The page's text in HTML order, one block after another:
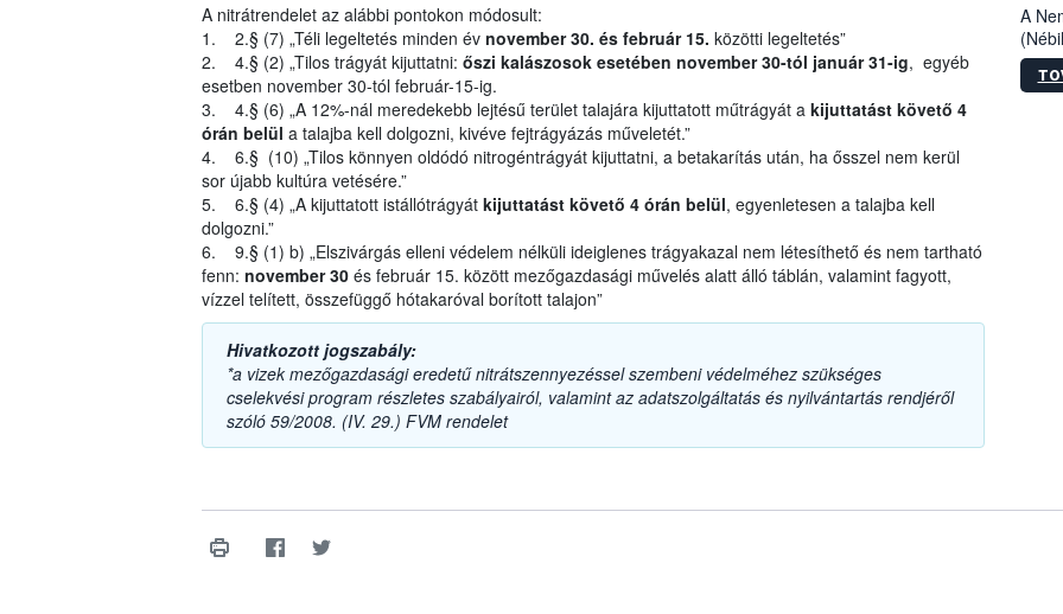
A nitrátrendelet az alábbi pontokon módosult:
1. 2.§ (7) „Téli legeltetés minden év november 30. és február 15. közötti legeltetés”
2. 4.§ (2) „Tilos trágyát kijuttatni: őszi kalászosok esetében november 30-tól január 31-ig, egyéb
esetben november 30-tól február-15-ig.
3. 4.§ (6) „A 12%-nál meredekebb lejtésű terület talajára kijuttatott műtrágyát a kijuttatást követő 4
órán belül a talajba kell dolgozni, kivéve fejtrágyázás műveletét.”
4. 6.§ (10) „Tilos könnyen oldódó nitrogéntrágyát kijuttatni, a betakarítás után, ha ősszel nem kerül
sor újabb kultúra vetésére.”
5. 6.§ (4) „A kijuttatott istállótrágyát kijuttatást követő 4 órán belül, egyenletesen a talajba kell
dolgozni.”
6. 9.§ (1) b) „Elszivárgás elleni védelem nélküli ideiglenes trágyakazal nem létesíthető és nem tartható
fenn: november 30 és február 15. között mezőgazdasági művelés alatt álló táblán, valamint fagyott,
vízzel telített, összefüggő hótakaróval borított talajon”
Hivatkozott jogszabály:
*a vizek mezőgazdasági eredetű nitrátszennyezéssel szembeni védelméhez szükséges
cselekvési program részletes szabályairól, valamint az adatszolgáltatás és nyilvántartás rendjéről
szóló 59/2008. (IV. 29.) FVM rendelet
A